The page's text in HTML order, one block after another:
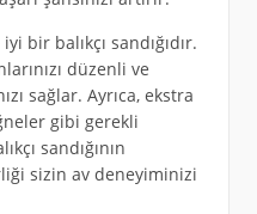
bir balıkçı sandığıdır.
düzenli ve
sağlar. Ayrıca, ekstra
gibi gerekli
sandığının
sizin av deneyiminizi